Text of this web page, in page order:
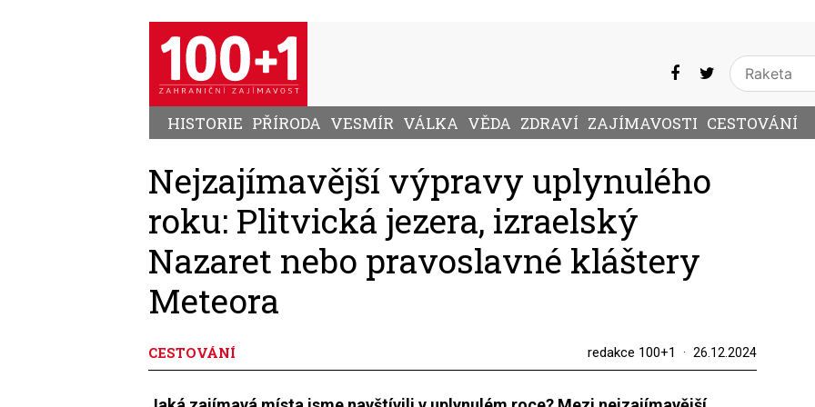
HISTORIE PŘÍRODA VESMÍR VÁLKA VĚDA ZDRAVÍ ZAJÍMAVOSTI CESTOVÁNÍ
Nejzajímavější výpravy uplynulého
roku: Plitvická jezera, izraelský
Nazaret nebo pravoslavné kláštery
Meteora
CESTOVÁNÍ redakce 100+1 26.12.2024